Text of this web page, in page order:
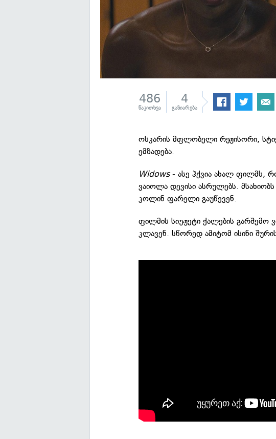
486
წაკითხვა
4
გაზიარება
ოსკარის მფლობელი რეჟისორი,
ემზადება.
Widows- ასე ჰქვია ახალ ფილმს,
ვაიოლა დევისი ასრულებს.
კოლინ ფარელი გაუწევენ.
ფილმის სიუჟეტი ქალების გარშემო
კლავენ. სწორედ ამიტომ ისინი